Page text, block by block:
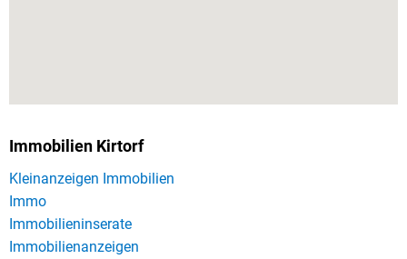
Immobilien Kirtorf
Kleinanzeigen Immobilien
Immo
Immobilieninserate
Immobilienanzeigen